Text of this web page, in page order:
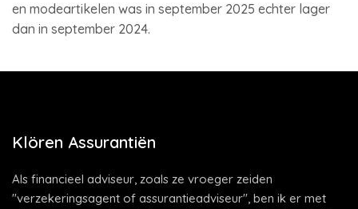
en modeartikelen was in september 2025 echter lager
dan in september 2024.
Klören Assurantiën
Als financieel adviseur, zoals ze vroeger zeiden
"verzekeringsagent of assurantieadviseur", ben ik er met